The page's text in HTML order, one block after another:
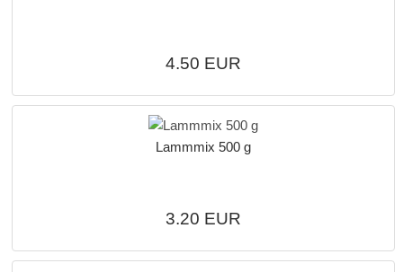
4.50 EUR
Lammmix 500 g
3.20 EUR